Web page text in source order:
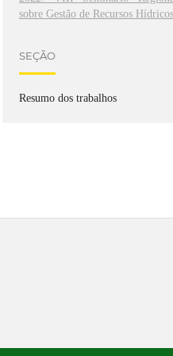
sobre Gestão de Recursos
SEÇÃO
Resumo dos trabalhos